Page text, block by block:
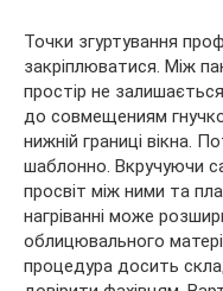
Точки згуртування
закріплюватися. Між
простір не
до совмещениям
нижній границі вікна.
шаблонно. Вкручуючи
просвіт між ними та
нагріванні може
облицювального
процедура досить